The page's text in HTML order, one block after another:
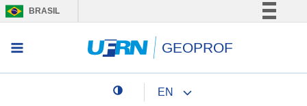
BRASIL
Comunica BR
Participe
Acesso à informação
Access menu GEOPROF
Change page language
EN